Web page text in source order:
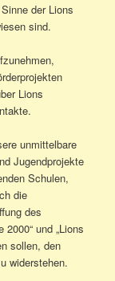
der Lions
sind.
Lions
unmittelbare
Jugendprojekte
Schulen,
die
des
und „Lions
sollen, den
widerstehen.